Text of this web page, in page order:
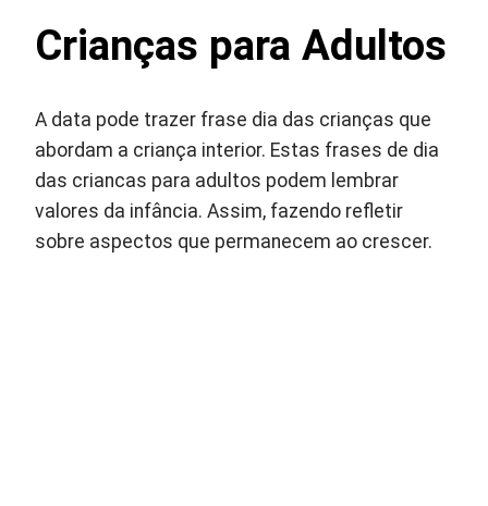
Crianças para Adultos
A data pode trazer frase dia das crianças que
abordam a criança interior. Estas frases de dia
das criancas para adultos podem lembrar
valores da infância. Assim, fazendo refletir
sobre aspectos que permanecem ao crescer.